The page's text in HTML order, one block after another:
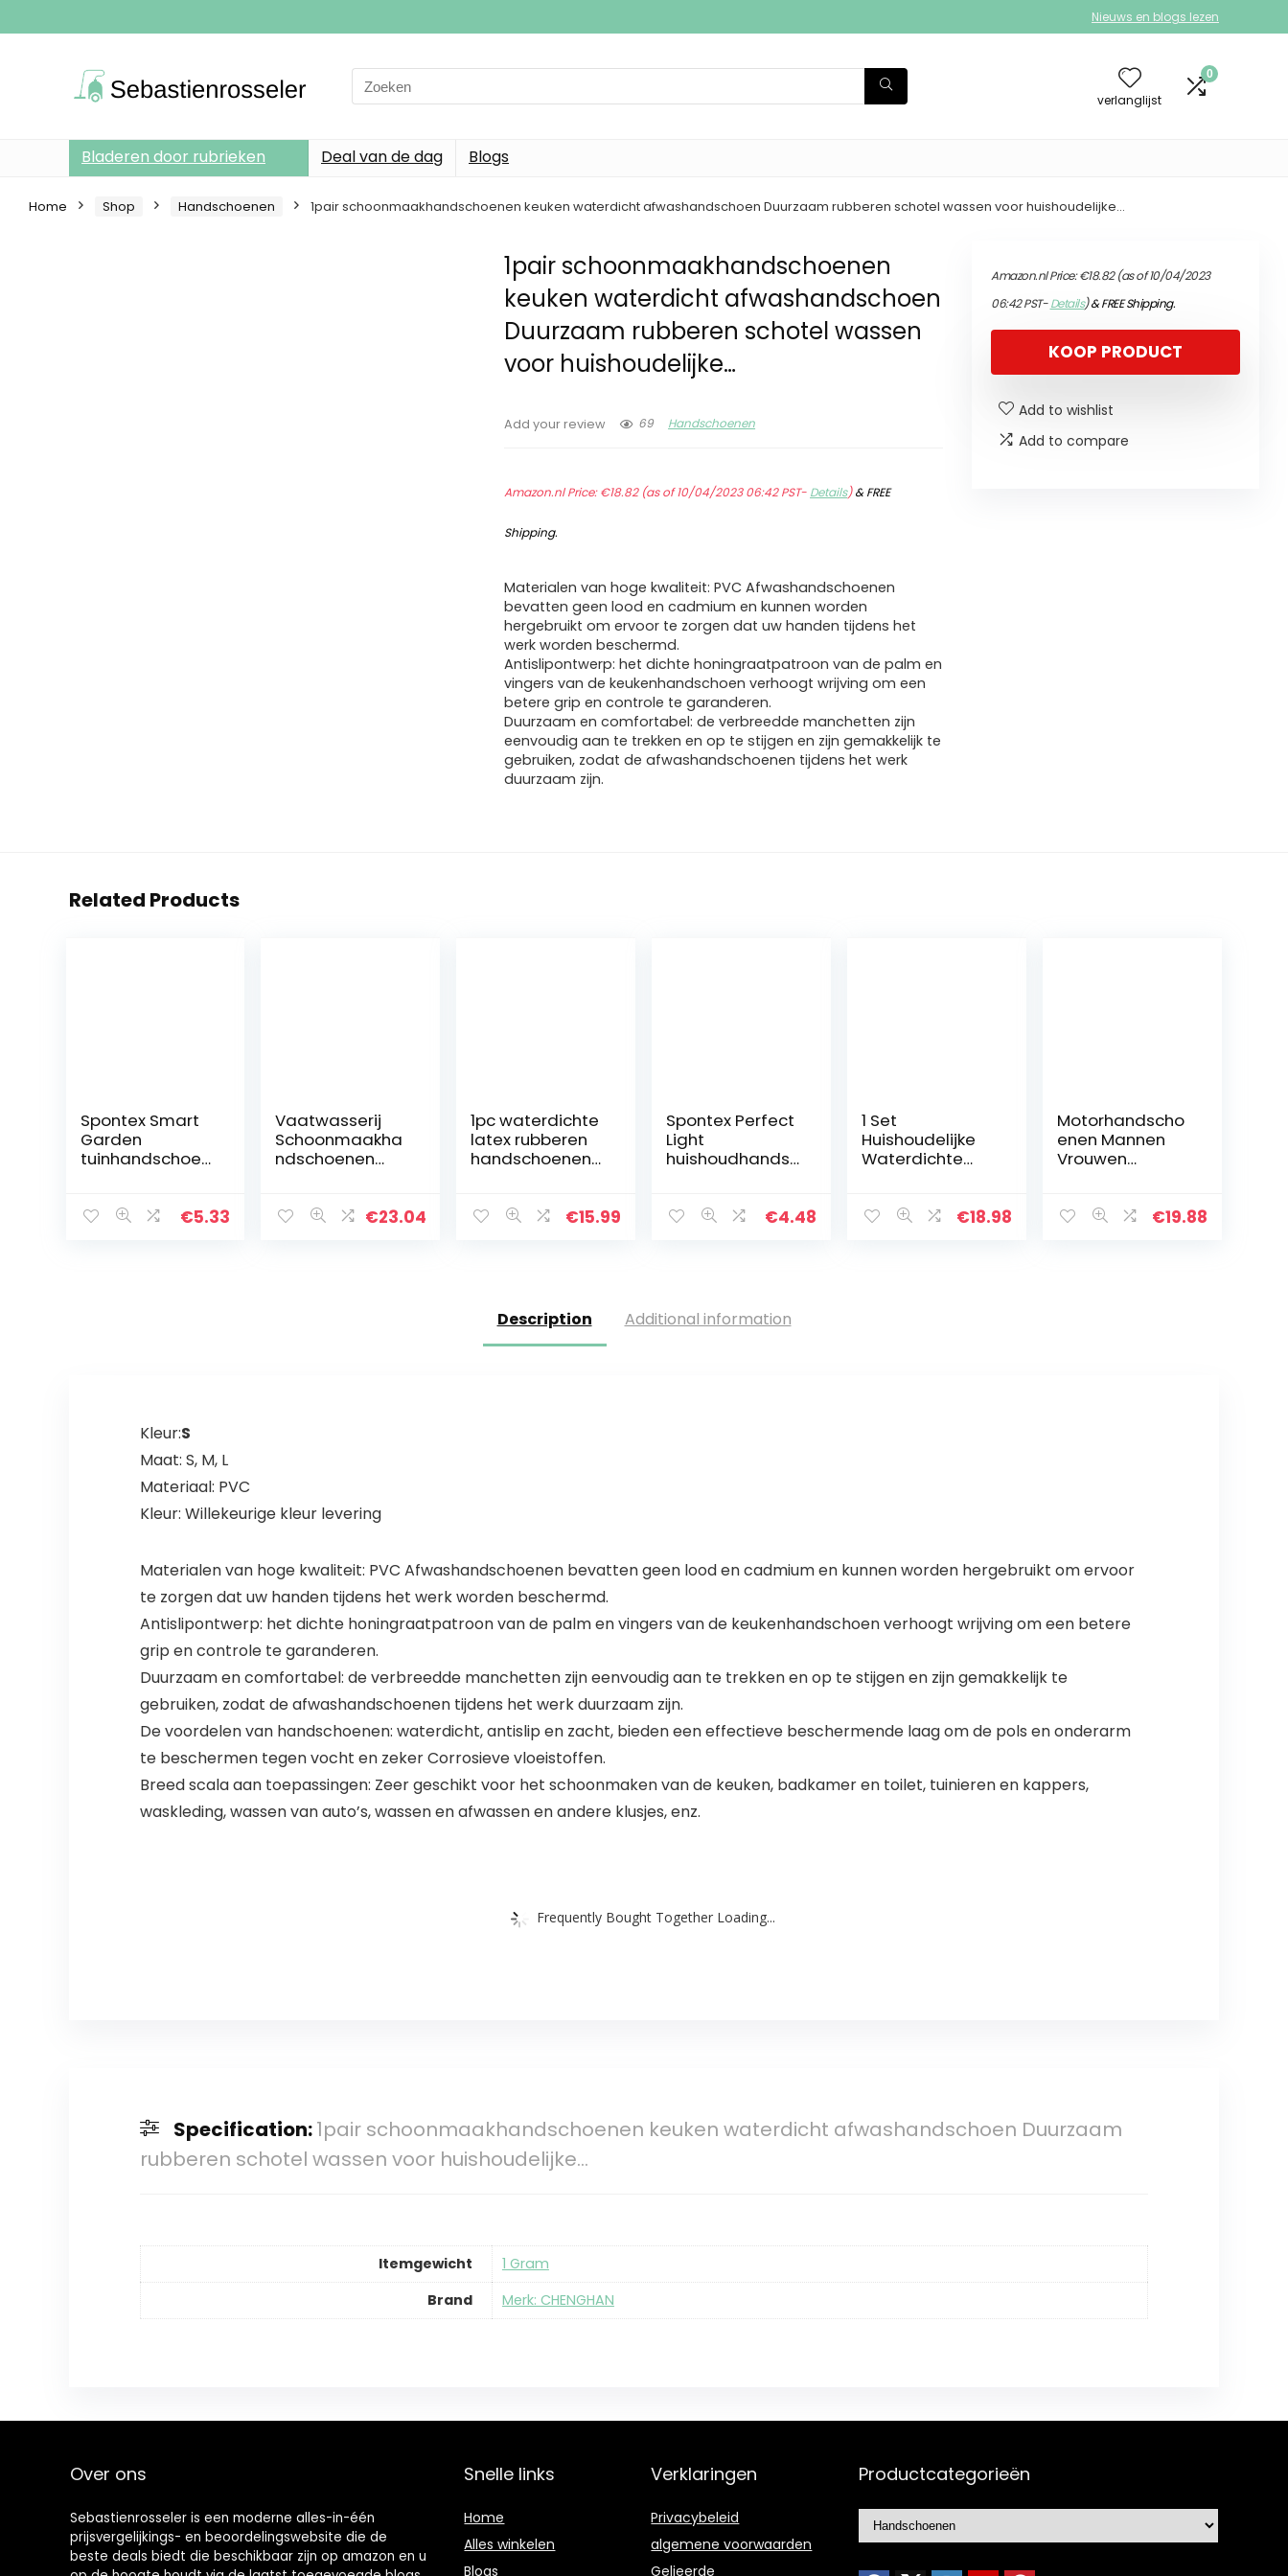
Nieuws en blogs lezen
Search
for:
verlanglijst
0
Bladeren door rubrieken Deal van de dag Blogs
Home Shop Handschoenen 1pair schoonmaakhandschoenen keuken waterdicht afwashandschoen Duurzaam rubberen schotel wassen voor huishoudelijke…
1pair schoonmaakhandschoenen
keuken waterdicht afwashandschoen
Duurzaam rubberen schotel wassen
voor huishoudelijke…
Add your review 69 Handschoenen
Amazon.nl Price:€18.82(as of 10/04/2023 06:42 PST- Details)&FREE
Shipping.
Materialen van hoge kwaliteit: PVC Afwashandschoenen
bevatten geen lood en cadmium en kunnen worden
hergebruikt om ervoor te zorgen dat uw handen tijdens het
werk worden beschermd.
Antislipontwerp: het dichte honingraatpatroon van de palm en
vingers van de keukenhandschoen verhoogt wrijving om een ​​
betere grip en controle te garanderen.
Duurzaam en comfortabel: de verbreedde manchetten zijn
eenvoudig aan te trekken en op te stijgen en zijn gemakkelijk te
gebruiken, zodat de afwashandschoenen tijdens het werk
duurzaam zijn.
Amazon.nl Price:€18.82(as of 10/04/2023
06:42 PST-Details)&FREE Shipping.
KOOP PRODUCT
Add to wishlist
Add to compare
Related Products
Spontex Smart
Garden
tuinhandschoen
touchscreen,€5.33
Vaatwasserij
Schoonmaakha
ndschoenen
Handschoenen
€23.04
1pc waterdichte
latex rubberen
handschoenen
experiment
€15.99
Spontex Perfect
Light
huishoudhandsc
reinigingswerkza
€4.48
1 Set
Huishoudelijke
Waterdichte
Restaurant
€18.98
Motorhandscho
enen Mannen
Vrouwen
Slijtvast
€19.88
Description Additional information
Kleur:S
Maat: S, M, L
Materiaal: PVC
Kleur: Willekeurige kleur levering
Materialen van hoge kwaliteit: PVC Afwashandschoenen bevatten geen lood en cadmium en kunnen worden hergebruikt om ervoor
te zorgen dat uw handen tijdens het werk worden beschermd.
Antislipontwerp: het dichte honingraatpatroon van de palm en vingers van de keukenhandschoen verhoogt wrijving om een ​​betere
grip en controle te garanderen.
Duurzaam en comfortabel: de verbreedde manchetten zijn eenvoudig aan te trekken en op te stijgen en zijn gemakkelijk te
gebruiken, zodat de afwashandschoenen tijdens het werk duurzaam zijn.
De voordelen van handschoenen: waterdicht, antislip en zacht, bieden een effectieve beschermende laag om de pols en onderarm
te beschermen tegen vocht en zeker Corrosieve vloeistoffen.
Breed scala aan toepassingen: Zeer geschikt voor het schoonmaken van de keuken, badkamer en toilet, tuinieren en kappers,
waskleding, wassen van auto’s, wassen en afwassen en andere klusjes, enz.
Frequently Bought Together Loading...
Specification:1pair schoonmaakhandschoenen keuken waterdicht afwashandschoen Duurzaam
rubberen schotel wassen voor huishoudelijke…
Itemgewicht
‎1 Gram
Brand
Merk: CHENGHAN
Over ons
Sebastienrosseler is een moderne alles-in-één
prijsvergelijkings- en beoordelingswebsite die de
beste deals biedt die beschikbaar zijn op amazon en u
Snelle links
Home
Alles winkelen
Blogs
Verklaringen
Privacybeleid
algemene voorwaarden
Gelieerde
Productcategorieën